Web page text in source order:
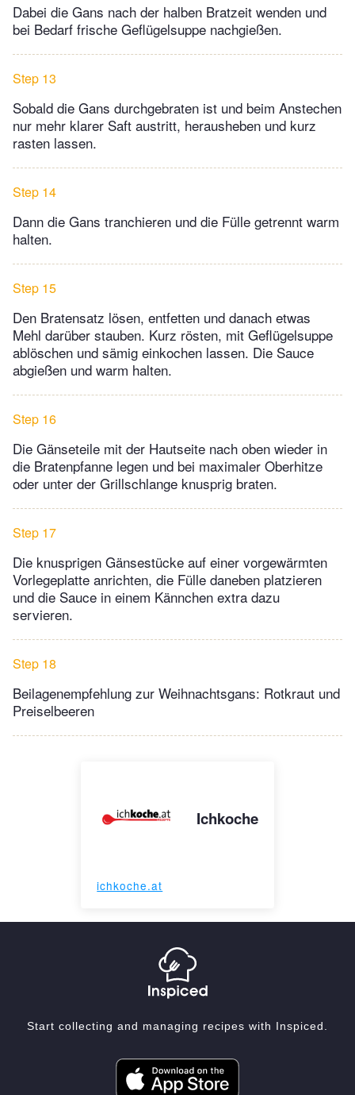
Dabei die Gans nach der halben Bratzeit wenden und
bei Bedarf frische Geflügelsuppe nachgießen.
Step 13
Sobald die Gans durchgebraten ist und beim Anstechen
nur mehr klarer Saft austritt, herausheben und kurz
rasten lassen.
Step 14
Dann die Gans tranchieren und die Fülle getrennt warm
halten.
Step 15
Den Bratensatz lösen, entfetten und danach etwas
Mehl darüber stauben. Kurz rösten, mit Geflügelsuppe
ablöschen und sämig einkochen lassen. Die Sauce
abgießen und warm halten.
Step 16
Die Gänseteile mit der Hautseite nach oben wieder in
die Bratenpfanne legen und bei maximaler Oberhitze
oder unter der Grillschlange knusprig braten.
Step 17
Die knusprigen Gänsestücke auf einer vorgewärmten
Vorlegeplatte anrichten, die Fülle daneben platzieren
und die Sauce in einem Kännchen extra dazu
servieren.
Step 18
Beilagenempfehlung zur Weihnachtsgans: Rotkraut und
Preiselbeeren
Ichkoche
ichkoche.at
Start collecting and managing recipes with Inspiced.